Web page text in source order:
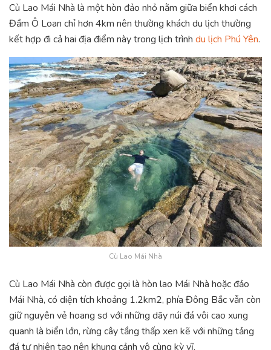
Cù Lao Mái Nhà là một hòn đảo nhỏ nằm giữa biển khơi cách
Đầm Ô Loan chỉ hơn 4km nên thường khách du lịch thường
kết hợp đi cả hai địa điểm này trong lịch trình du lịch Phú Yên.
Cù Lao Mái Nhà
Cù Lao Mái Nhà còn được gọi là hòn lao Mái Nhà hoặc đảo
Mái Nhà, có diện tích khoảng 1.2km2, phía Đông Bắc vẫn còn
giữ nguyên vẻ hoang sơ với những dãy núi đá vôi cao xung
quanh là biển lớn, rừng cây tầng thấp xen kẽ với những tảng
đá tự nhiên tạo nên khung cảnh vô cùng kỳ vĩ.